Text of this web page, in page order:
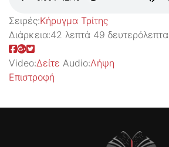
Σειρές:Kήρυγμα Τρίτης
Διάρκεια:42 λεπτά 49 δευτερόλεπτα
Video:Δείτε Audio:Λήψη
Επιστροφή